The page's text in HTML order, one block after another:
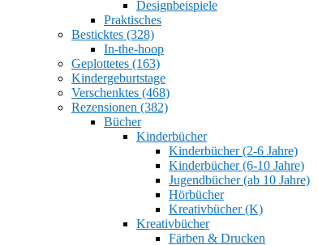
Designbeispiele
Praktisches
Besticktes (328)
In-the-hoop
Geplottetes (163)
Kindergeburtstage
Verschenktes (468)
Rezensionen (382)
Bücher
Kinderbücher
Kinderbücher (2-6 Jahre)
Kinderbücher (6-10 Jahre)
Jugendbücher (ab 10 Jahre)
Hörbücher
Kreativbücher (K)
Kreativbücher
Färben & Drucken